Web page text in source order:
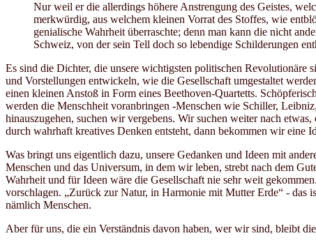
Nur weil er die allerdings höhere Anstrengung des Geistes,
merkwürdig, aus welchem kleinen Vorrat des Stoffes, wie
genialische Wahrheit überraschte; denn man kann die nicht
Schweiz, von der sein Tell doch so lebendige Schilderungen
Es sind die Dichter, die unsere wichtigsten politischen Revolutionäre
und Vorstellungen entwickeln, wie die Gesellschaft umgestaltet
einen kleinen Anstoß in Form eines Beethoven-Quartetts.
werden die Menschheit voranbringen -Menschen wie Schiller,
hinauszugehen, suchen wir vergebens. Wir suchen weiter nach
durch wahrhaft kreatives Denken entsteht, dann bekommen wir eine
Was bringt uns eigentlich dazu, unsere Gedanken und Ideen mit
Menschen und das Universum, in dem wir leben, strebt nach dem
Wahrheit und für Ideen wäre die Gesellschaft nie sehr weit
vorschlagen. „Zurück zur Natur, in Harmonie mit Mutter Erde“ - das
nämlich Menschen.
Aber für uns, die ein Verständnis davon haben, wer wir sind, bleibt